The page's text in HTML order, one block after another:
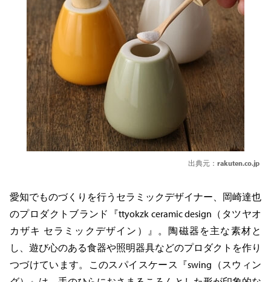
出典元： rakuten.co.jp
愛知でものづくりを行うセラミックデザイナー、岡崎達也
のプロダクトブランド『ttyokzk ceramic design（タツヤオ
カザキ セラミックデザイン）』。陶磁器を主な素材と
し、遊び心のある食器や照明器具などのプロダクトを作り
つづけています。このスパイスケース『swing（スウィン